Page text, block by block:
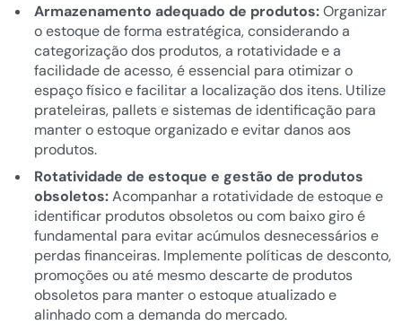
Armazenamento adequado de produtos:Organizar
o estoque de forma estratégica, considerando a
categorização dos produtos, a rotatividade e a
facilidade de acesso, é essencial para otimizar o
espaço físico e facilitar a localização dos itens. Utilize
prateleiras, pallets e sistemas de identificação para
manter o estoque organizado e evitar danos aos
produtos.
Rotatividade de estoque e gestão de produtos
obsoletos:Acompanhar a rotatividade de estoque e
identificar produtos obsoletos ou com baixo giro é
fundamental para evitar acúmulos desnecessários e
perdas financeiras. Implemente políticas de desconto,
promoções ou até mesmo descarte de produtos
obsoletos para manter o estoque atualizado e
alinhado com a demanda do mercado.